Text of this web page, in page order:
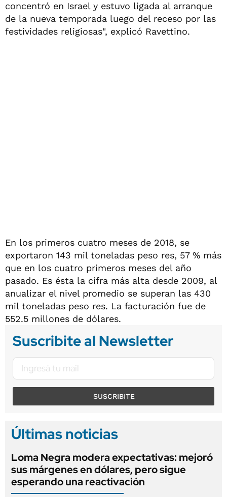
concentró en Israel y estuvo ligada al arranque
de la nueva temporada luego del receso por las
festividades religiosas", explicó Ravettino.
En los primeros cuatro meses de 2018, se
exportaron 143 mil toneladas peso res, 57 % más
que en los cuatro primeros meses del año
pasado. Es ésta la cifra más alta desde 2009, al
anualizar el nivel promedio se superan las 430
mil toneladas peso res. La facturación fue de
552.5 millones de dólares.
Suscribite al Newsletter
SUSCRIBITE
Últimas noticias
Loma Negra modera expectativas: mejoró
sus márgenes en dólares, pero sigue
esperando una reactivación